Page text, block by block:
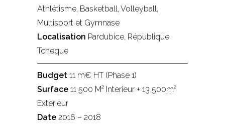
Athlétisme, Basketball, Volleyball,
Multisport et Gymnase
Localisation Pardubice, République
Tchèque
Budget 11 m€ HT (Phase 1)
Surface 11 500 M² Interieur + 13 500m²
Exterieur
Date 2016 – 2018